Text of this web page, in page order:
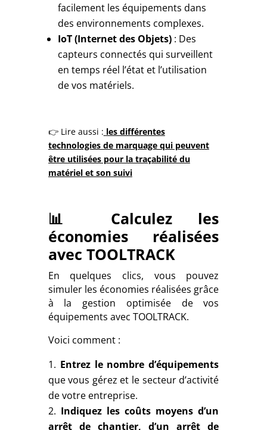
facilement les équipements dans
des environnements complexes.
IoT (Internet des Objets): Des
capteurs connectés qui surveillent
en temps réel l’état et l’utilisation
de vos matériels.
👉 Lire aussi : les différentes
technologies de marquage qui peuvent
être utilisées pour la traçabilité du
matériel et son suivi
📊 Calculez les
économies réalisées
avec TOOLTRACK
En quelques clics, vous pouvez
simuler les économies réalisées grâce
à la gestion optimisée de vos
équipements avec TOOLTRACK.
Voici comment :
Entrez le nombre d’équipements
que vous gérez et le secteur d’activité
de votre entreprise.
Indiquez les coûts moyens d’un
arrêt de chantier, d’un arrêt de